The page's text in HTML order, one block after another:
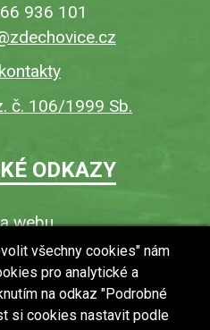
936 101
č. 106/1999 Sb.
ODKAZY
webu
informace
údajů (GDPR)
všechny cookies" nám
pro analytické a
na odkaz "Podrobné
si cookies nastavit podle